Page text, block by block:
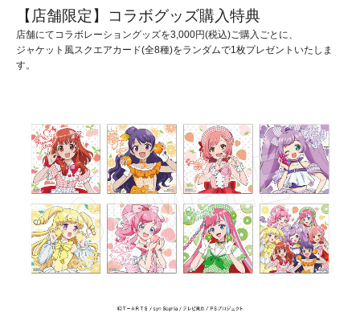
【店舗限定】コラボグッズ購入特典
店舗にてコラボレーショングッズを3,000円(税込)ご購入ごとに、
ジャケット風スクエアカード(全8種)をランダムで1枚プレゼントいたしま
す。